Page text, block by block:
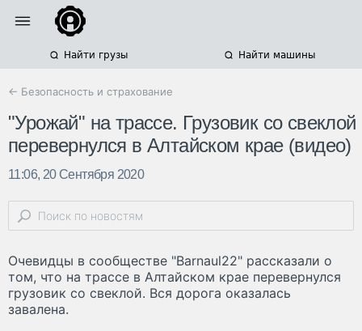
Найти грузы Найти машины
← Безопасность и страхование
"Урожай" на трассе. Грузовик со свеклой
перевернулся в Алтайском крае (видео)
11:06, 20 Сентября 2020
Очевидцы в сообществе "Barnaul22" рассказали о
том, что на трассе в Алтайском крае перевернулся
грузовик со свеклой. Вся дорога оказалась
завалена.